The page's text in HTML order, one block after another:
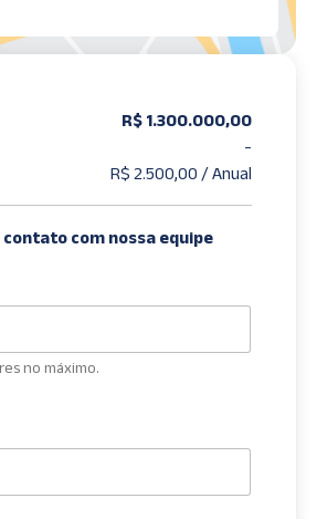
R$ 1.300.000,00
-
R$ 2.500,00 / Anual
com nossa equipe
no máximo.